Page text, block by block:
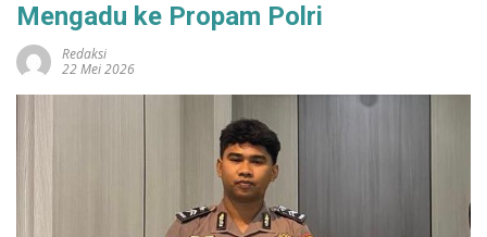
Mengadu ke Propam Polri
Redaksi
22 Mei 2026